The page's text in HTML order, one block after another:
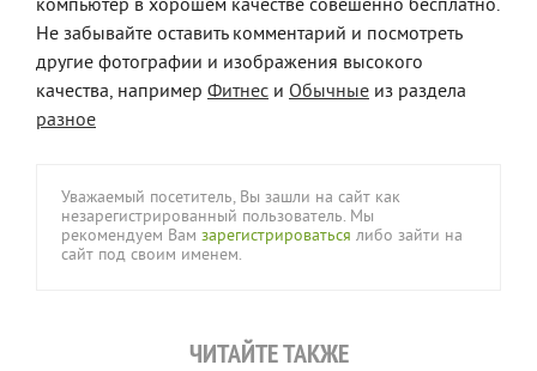
компьютер в хорошем качестве совешенно бесплатно.
Не забывайте оставить комментарий и посмотреть
другие фотографии и изображения высокого
качества, например Фитнес и Обычные из раздела
разное
Уважаемый посетитель, Вы зашли на сайт как
незарегистрированный пользователь. Мы
рекомендуем Вам зарегистрироваться либо зайти на
сайт под своим именем.
ЧИТАЙТЕ ТАКЖЕ